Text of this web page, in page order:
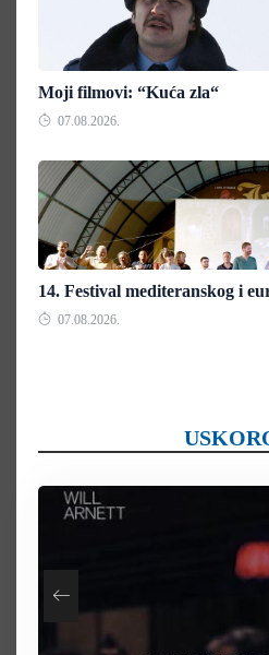
Moji filmovi: “Kuća zla“
07.08.2026.
14. Festival mediteranskog i
07.08.2026.